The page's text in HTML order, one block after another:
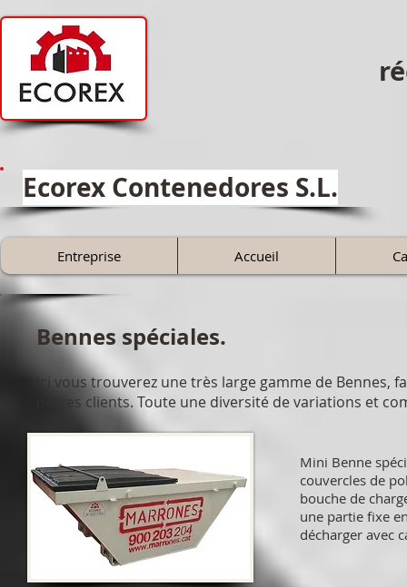
Ecorex Contenedores S.L.
Entreprise Accueil
Bennes spéciales.
Ici vous trouverez une très large gamme de
nôtres clients. Toute une diversité de variations et
Mini Benne
couvercles de
bouche de
une partie fixe
décharger avec